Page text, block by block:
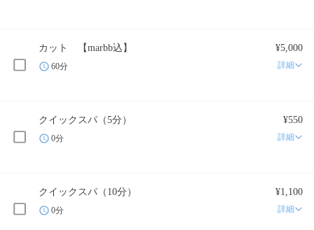
カット 【marbb込】 ¥5,000
60分 詳細
クイックスパ（5分） ¥550
0分 詳細
クイックスパ（10分） ¥1,100
0分 詳細